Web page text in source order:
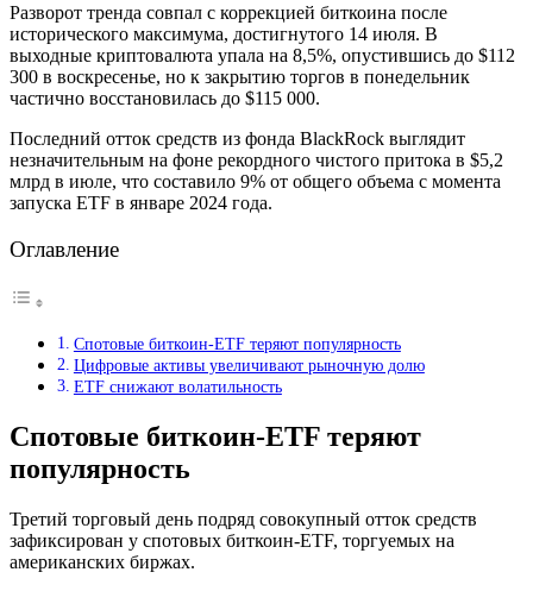
Разворот тренда совпал с коррекцией биткоина после
исторического максимума, достигнутого 14 июля. В
выходные криптовалюта упала на 8,5%, опустившись до $112
300 в воскресенье, но к закрытию торгов в понедельник
частично восстановилась до $115 000.
Последний отток средств из фонда BlackRock выглядит
незначительным на фоне рекордного чистого притока в $5,2
млрд в июле, что составило 9% от общего объема с момента
запуска ETF в январе 2024 года.
Оглавление
Спотовые биткоин-ETF теряют популярность
Цифровые активы увеличивают рыночную долю
ETF снижают волатильность
Спотовые биткоин-ETF теряют
популярность
Третий торговый день подряд совокупный отток средств
зафиксирован у спотовых биткоин-ETF, торгуемых на
американских биржах.